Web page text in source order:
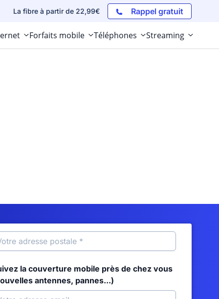
La fibre à partir de 22,99€ Rappel gratuit
Forfaits mobile Téléphones Streaming
la couverture mobile près de chez vous
antennes, pannes...)